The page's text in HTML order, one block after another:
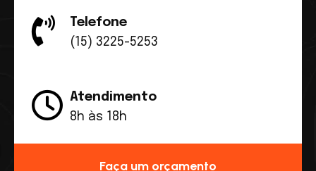
Telefone
(15) 3225-5253
Atendimento
8h às 18h
Faça um orçamento